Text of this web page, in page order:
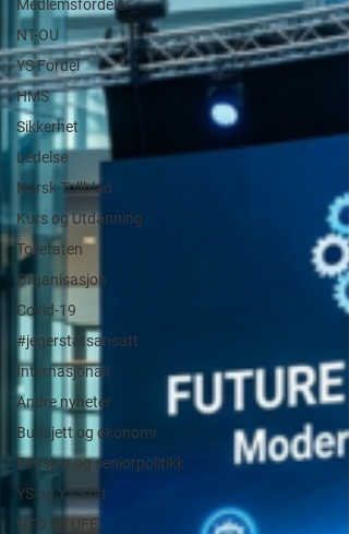
Medlemsfordeler
NT-OU
YS Fordel
HMS
Sikkerhet
Ledelse
Norsk Tollblad
Kurs og Utdanning
Tolletaten
Organisasjon
Covid-19
#jegerstatsansatt
Internasjonalt
Andre nyheter
Budsjett og økonomi
Pensjon og seniorpolitikk
YS og YS Stat
NTO og UFE